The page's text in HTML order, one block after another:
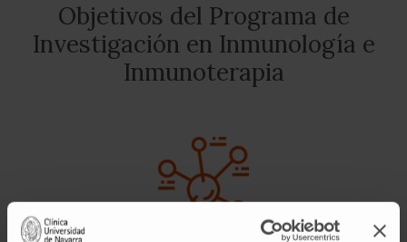
Objetivos del Programa de
Investigación en Inmunología e
Inmunoterapia